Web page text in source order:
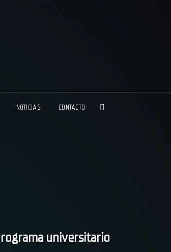
NOTICIAS CONTACTO
universitario